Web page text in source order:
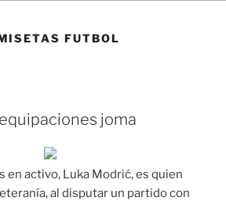
FUTBOL
joma
en activo, Luka Modrić, es quien
al disputar un partido con